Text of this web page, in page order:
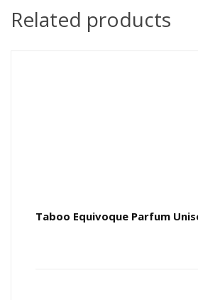
Related products
Taboo Equivoque Parfum